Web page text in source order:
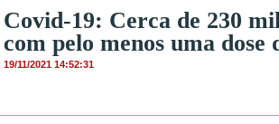
Covid-19: Cerca de 230 mil
com pelo menos uma dose
19/11/2021 14:52:31